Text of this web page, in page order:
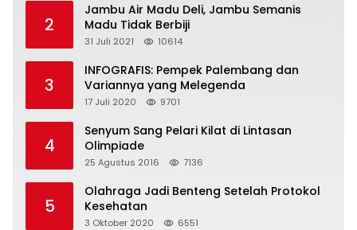
2
Jambu Air Madu Deli, Jambu Semanis
Madu Tidak Berbiji
31 Juli 2021 10614
3
INFOGRAFIS: Pempek Palembang dan
Variannya yang Melegenda
17 Juli 2020 9701
4
Senyum Sang Pelari Kilat di Lintasan
Olimpiade
25 Agustus 2016 7136
5
Olahraga Jadi Benteng Setelah Protokol
Kesehatan
3 Oktober 2020 6551